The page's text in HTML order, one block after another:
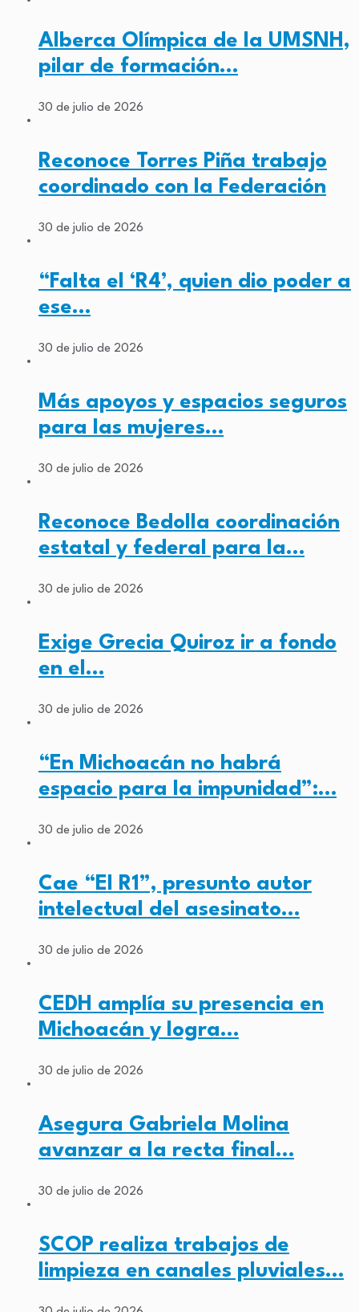
Alberca Olímpica de la UMSNH,
pilar de formación…
30 de julio de 2026
Reconoce Torres Piña trabajo
coordinado con la Federación
30 de julio de 2026
“Falta el ‘R4’, quien dio poder a
ese…
30 de julio de 2026
Más apoyos y espacios seguros
para las mujeres…
30 de julio de 2026
Reconoce Bedolla coordinación
estatal y federal para la…
30 de julio de 2026
Exige Grecia Quiroz ir a fondo
en el…
30 de julio de 2026
“En Michoacán no habrá
espacio para la impunidad”:…
30 de julio de 2026
Cae “El R1”, presunto autor
intelectual del asesinato…
30 de julio de 2026
CEDH amplía su presencia en
Michoacán y logra…
30 de julio de 2026
Asegura Gabriela Molina
avanzar a la recta final…
30 de julio de 2026
SCOP realiza trabajos de
limpieza en canales pluviales…